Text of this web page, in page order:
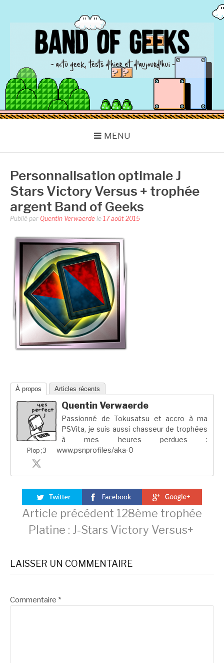
BAND OF GEEKS
Actu Geek d'hier et d'aujourd'hui
MENU
Personnalisation optimale J
Stars Victory Versus + trophée
argent Band of Geeks
Publié par Quentin Verwaerde le 17 août 2015
À propos Articles récents
Plop ;3
Quentin Verwaerde
Passionné de Tokusatsu et accro à ma
PSVita, je suis aussi chasseur de trophées
à mes heures perdues :
www.psnprofiles/aka-0
Lire
la
suite
Article précédent 128ème trophée
Platine : J-Stars Victory Versus+
LAISSER UN COMMENTAIRE
Commentaire *